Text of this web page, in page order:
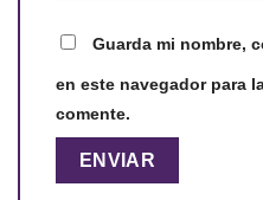
Guarda mi nombre,
en este navegador para
comente.